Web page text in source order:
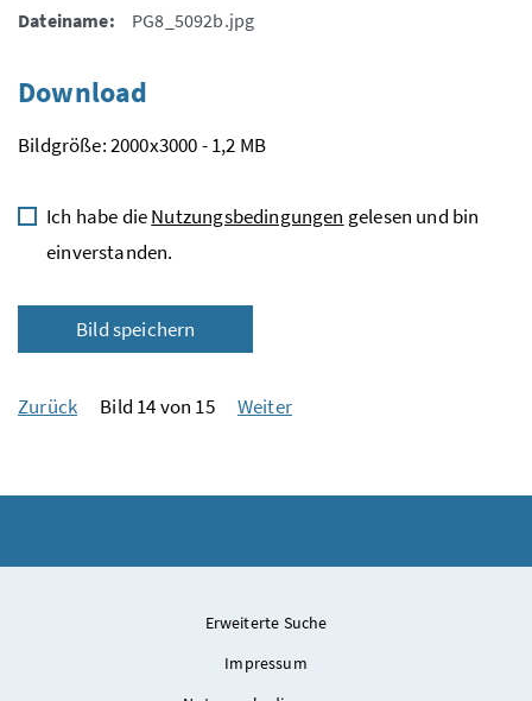
Dateiname:
PG8_5092b.jpg
Download
Bildgröße: 2000x3000 - 1,2 MB
Ich habe dieNutzungsbedingungen gelesen und bin
einverstanden.
Bild speichern
Zurück Bild 14 von 15 Weiter
Erweiterte Suche
Impressum